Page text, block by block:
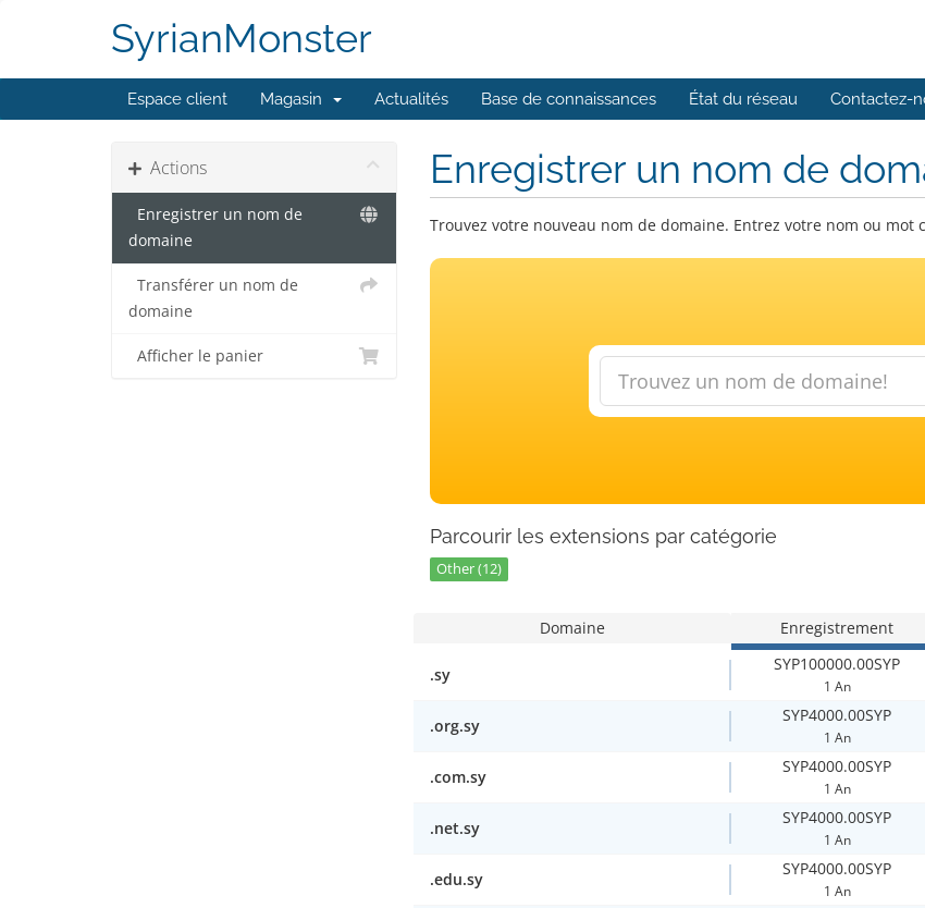
SyrianMonster
Espace client Magasin Actualités Base de connaissances État du réseau Contactez-
Actions
Enregistrer un nom de
domaine
Transférer un nom de
domaine
Afficher le panier
Enregistrer un nom de
Trouvez votre nouveau nom de domaine. Entrez votre nom ou
Parcourir les extensions par catégorie
Other (12)
Domaine Enregistrement
.sy
SYP100000.00SYP
1 An
.org.sy
SYP4000.00SYP
1 An
.com.sy
SYP4000.00SYP
1 An
.net.sy
SYP4000.00SYP
1 An
.edu.sy
SYP4000.00SYP
1 An